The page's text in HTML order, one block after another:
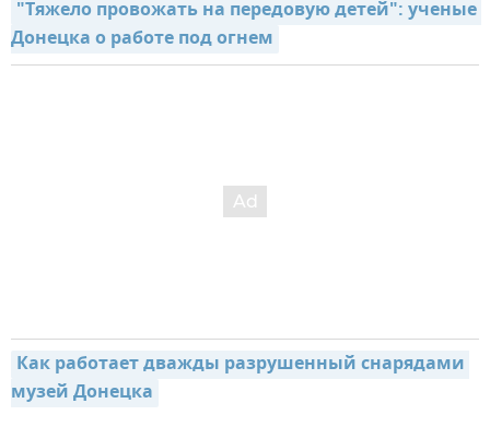
"Тяжело провожать на передовую детей": ученые
Донецка о работе под огнем
Как работает дважды разрушенный снарядами
музей Донецка